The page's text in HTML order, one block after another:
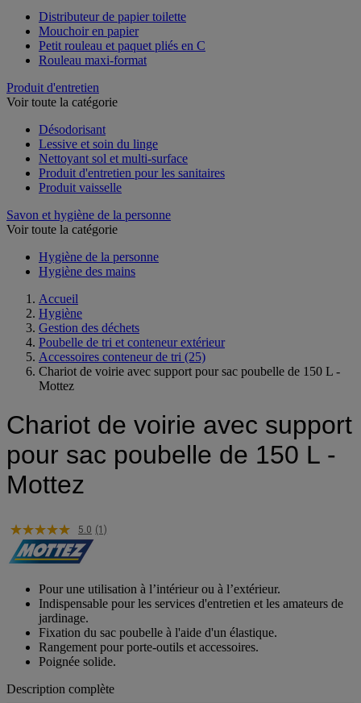
Distributeur de papier toilette
Mouchoir en papier
Petit rouleau et paquet pliés en C
Rouleau maxi-format
Produit d'entretien
Voir toute la catégorie
Désodorisant
Lessive et soin du linge
Nettoyant sol et multi-surface
Produit d'entretien pour les sanitaires
Produit vaisselle
Savon et hygiène de la personne
Voir toute la catégorie
Hygiène de la personne
Hygiène des mains
Accueil
Hygiène
Gestion des déchets
Poubelle de tri et conteneur extérieur
Accessoires conteneur de tri (25)
Chariot de voirie avec support pour sac poubelle de 150 L -
Mottez
Chariot de voirie avec support
pour sac poubelle de 150 L -
Mottez
5.0 (1)
Pour une utilisation à l’intérieur ou à l’extérieur.
Indispensable pour les services d'entretien et les amateurs de
jardinage.
Fixation du sac poubelle à l'aide d'un élastique.
Rangement pour porte-outils et accessoires.
Poignée solide.
Description complète